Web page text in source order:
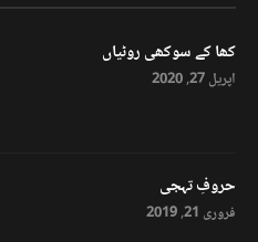
کھا کے سوکھی روٹیاں
اپریل 27, 2020
حروفِ تہجی
فروری 21, 2019